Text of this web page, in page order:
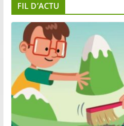
FIL D’ACTU